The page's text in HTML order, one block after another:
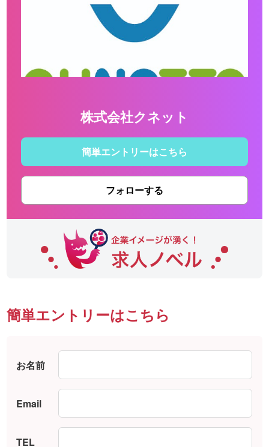
株式会社クネット
簡単エントリーはこちら
フォローする
簡単エントリーはこちら
お名前
Email
TEL